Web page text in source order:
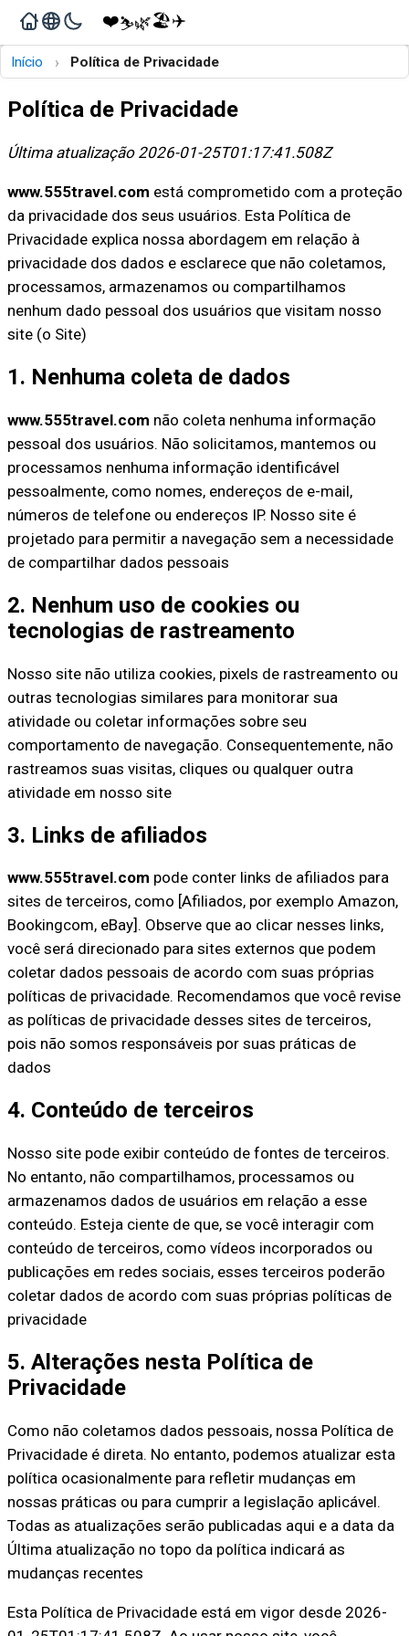
❤️⛷️🌿🏖️✈️
Início › Política de Privacidade
Política de Privacidade
Última atualização 2026-01-25T01:17:41.508Z
www.555travel.com está comprometido com a proteção
da privacidade dos seus usuários. Esta Política de
Privacidade explica nossa abordagem em relação à
privacidade dos dados e esclarece que não coletamos,
processamos, armazenamos ou compartilhamos
nenhum dado pessoal dos usuários que visitam nosso
site (o Site)
1. Nenhuma coleta de dados
www.555travel.com não coleta nenhuma informação
pessoal dos usuários. Não solicitamos, mantemos ou
processamos nenhuma informação identificável
pessoalmente, como nomes, endereços de e-mail,
números de telefone ou endereços IP. Nosso site é
projetado para permitir a navegação sem a necessidade
de compartilhar dados pessoais
2. Nenhum uso de cookies ou
tecnologias de rastreamento
Nosso site não utiliza cookies, pixels de rastreamento ou
outras tecnologias similares para monitorar sua
atividade ou coletar informações sobre seu
comportamento de navegação. Consequentemente, não
rastreamos suas visitas, cliques ou qualquer outra
atividade em nosso site
3. Links de afiliados
www.555travel.com pode conter links de afiliados para
sites de terceiros, como [Afiliados, por exemplo Amazon,
Bookingcom, eBay]. Observe que ao clicar nesses links,
você será direcionado para sites externos que podem
coletar dados pessoais de acordo com suas próprias
políticas de privacidade. Recomendamos que você revise
as políticas de privacidade desses sites de terceiros,
pois não somos responsáveis por suas práticas de
dados
4. Conteúdo de terceiros
Nosso site pode exibir conteúdo de fontes de terceiros.
No entanto, não compartilhamos, processamos ou
armazenamos dados de usuários em relação a esse
conteúdo. Esteja ciente de que, se você interagir com
conteúdo de terceiros, como vídeos incorporados ou
publicações em redes sociais, esses terceiros poderão
coletar dados de acordo com suas próprias políticas de
privacidade
5. Alterações nesta Política de
Privacidade
Como não coletamos dados pessoais, nossa Política de
Privacidade é direta. No entanto, podemos atualizar esta
política ocasionalmente para refletir mudanças em
nossas práticas ou para cumprir a legislação aplicável.
Todas as atualizações serão publicadas aqui e a data da
Última atualização no topo da política indicará as
mudanças recentes
Esta Política de Privacidade está em vigor desde 2026-